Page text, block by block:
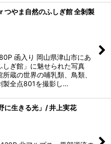
やま自然のふしぎ館 全剝製
函入り 岡山県津山市にあ
しぎ館」に魅せられた写真
蔵の世界の哺乳類、鳥類、
製全点801を撮影し…
に生きる光」/ 井上実花